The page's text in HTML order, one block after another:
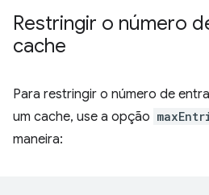
Restringir o número
cache
Para restringir o número de
um cache, use a opção
maneira: